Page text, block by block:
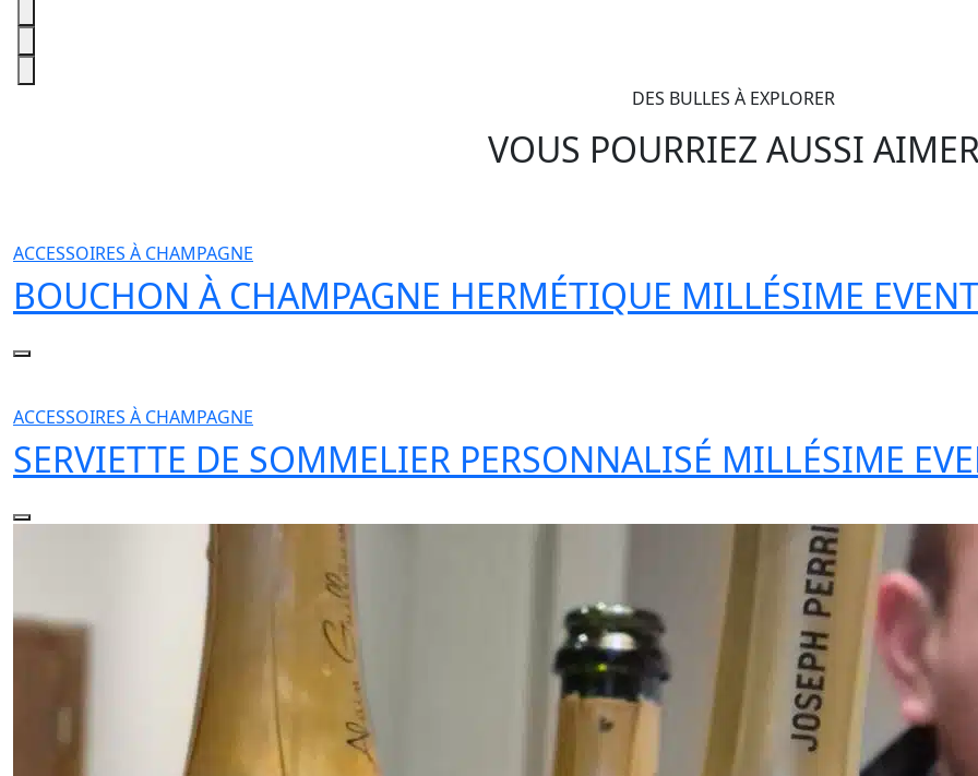
DES BULLES À EXPLORER
VOUS POURRIEZ AUSSI
ACCESSOIRES À CHAMPAGNE
BOUCHON À CHAMPAGNE HERMÉTIQUE MILLÉSIME EVENT
ACCESSOIRES À CHAMPAGNE
SERVIETTE DE SOMMELIER PERSONNALISÉ MILLÉSIME